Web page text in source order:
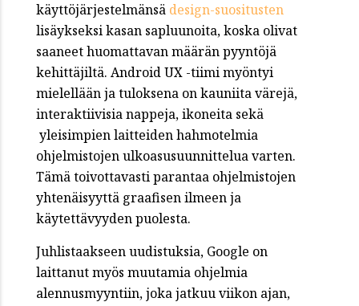
käyttöjärjestelmänsä design-suositusten
lisäykseksi kasan sapluunoita, koska olivat
saaneet huomattavan määrän pyyntöjä
kehittäjiltä. Android UX -tiimi myöntyi
mielellään ja tuloksena on kauniita värejä,
interaktiivisia nappeja, ikoneita sekä
yleisimpien laitteiden hahmotelmia
ohjelmistojen ulkoasusuunnittelua varten.
Tämä toivottavasti parantaa ohjelmistojen
yhtenäisyyttä graafisen ilmeen ja
käytettävyyden puolesta.
Juhlistaakseen uudistuksia, Google on
laittanut myös muutamia ohjelmia
alennusmyyntiin, joka jatkuu viikon ajan,